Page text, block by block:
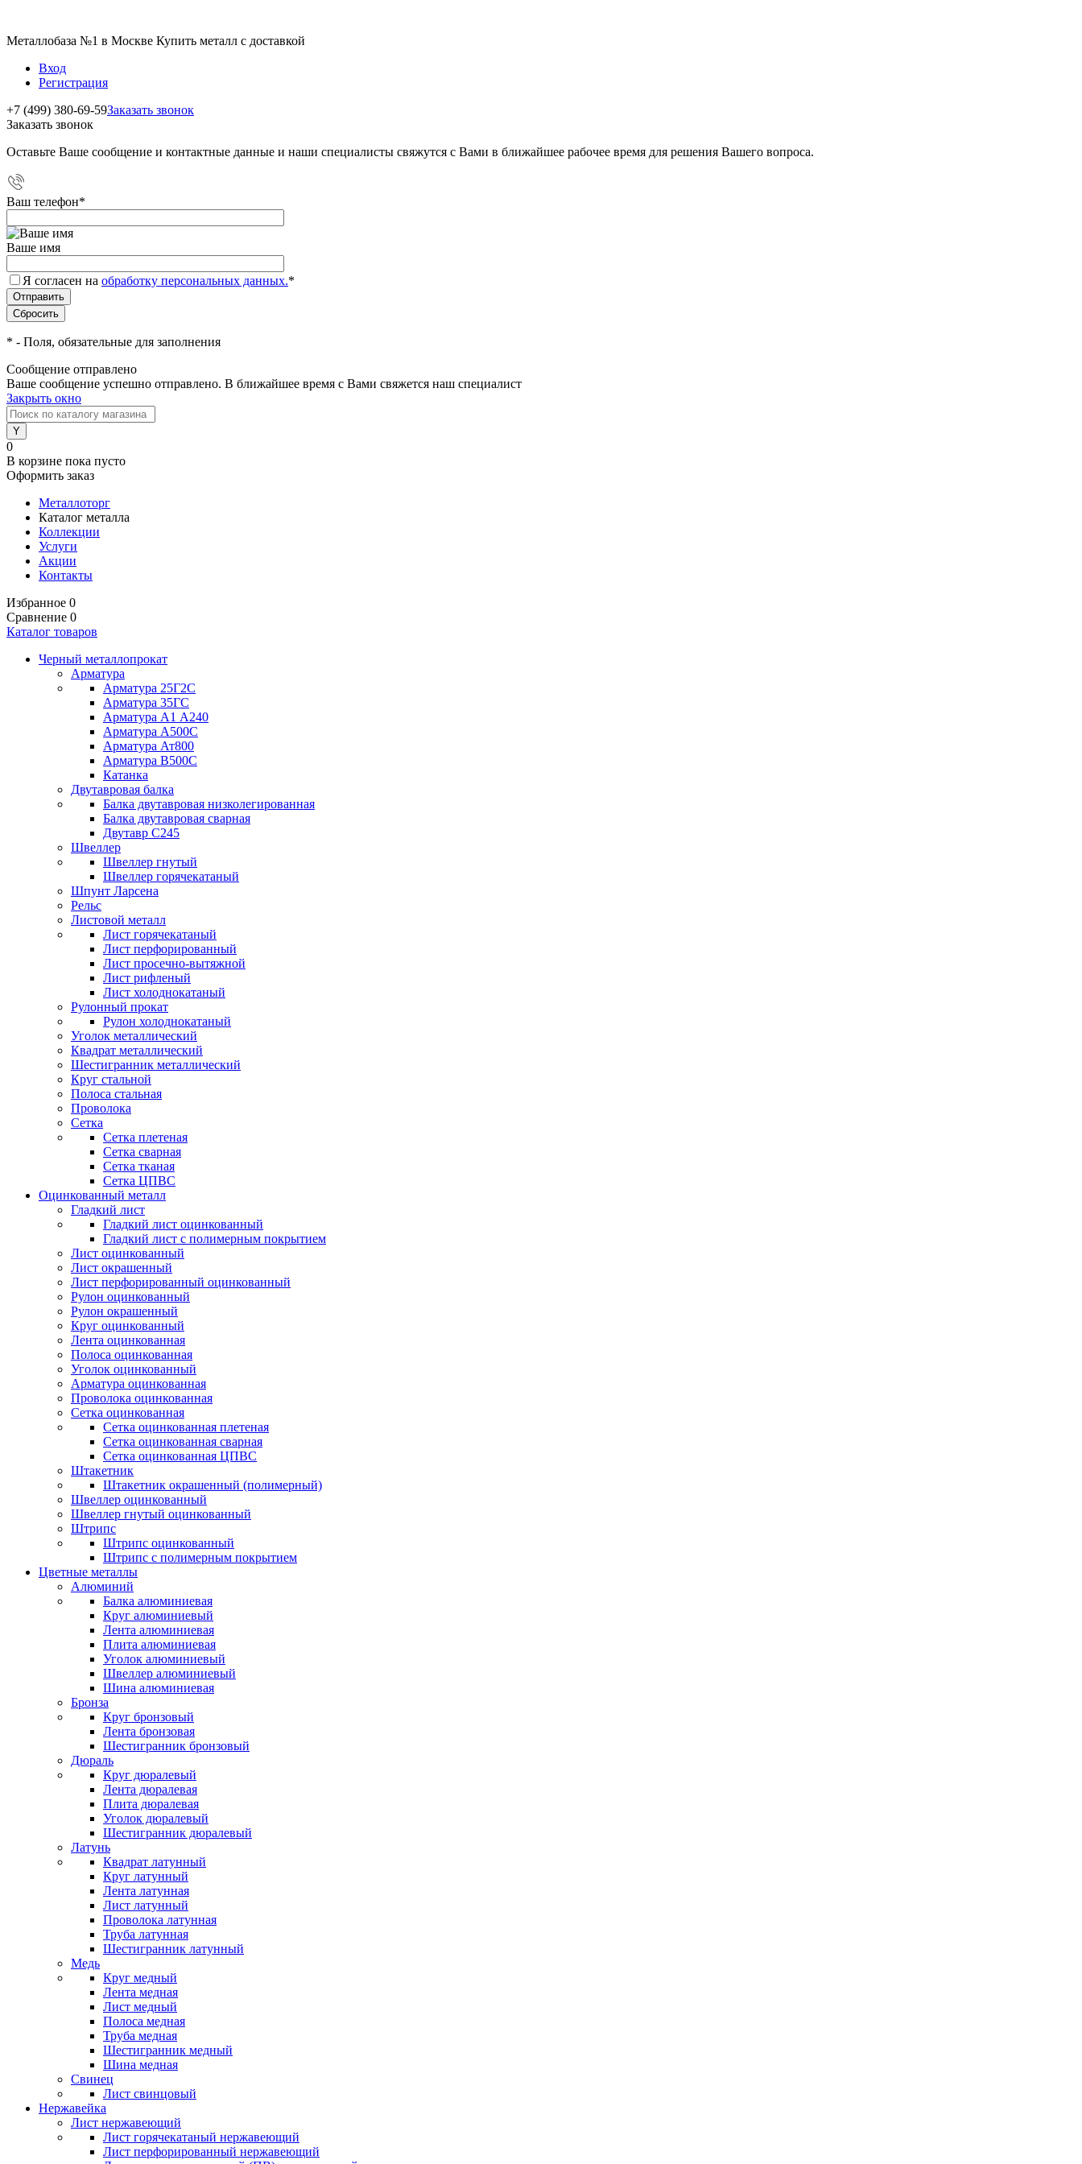
Металлобаза №1 в Москве Купить металл с доставкой
Вход
Регистрация
+7 (499) 380-69-59Заказать звонок
Заказать звонок
Оставьте Ваше сообщение и контактные данные и наши специалисты свяжутся с Вами в ближайшее рабочее время для решения Вашего вопроса.
Ваш телефон*
Ваше имя
Я согласен на обработку персональных данных.*
* - Поля, обязательные для заполнения
Сообщение отправлено
Ваше сообщение успешно отправлено. В ближайшее время с Вами свяжется наш специалист
Закрыть окно
0
В корзине пока пусто
Оформить заказ
Металлоторг
Каталог металла
Коллекции
Услуги
Акции
Контакты
Избранное 0
Сравнение 0
Каталог товаров
Черный металлопрокат
Арматура
Арматура 25Г2С
Арматура 35ГС
Арматура А1 А240
Арматура А500С
Арматура Ат800
Арматура В500С
Катанка
Двутавровая балка
Балка двутавровая низколегированная
Балка двутавровая сварная
Двутавр С245
Швеллер
Швеллер гнутый
Швеллер горячекатаный
Шпунт Ларсена
Рельс
Листовой металл
Лист горячекатаный
Лист перфорированный
Лист просечно-вытяжной
Лист рифленый
Лист холоднокатаный
Рулонный прокат
Рулон холоднокатаный
Уголок металлический
Квадрат металлический
Шестигранник металлический
Круг стальной
Полоса стальная
Проволока
Сетка
Сетка плетеная
Сетка сварная
Сетка тканая
Сетка ЦПВС
Оцинкованный металл
Гладкий лист
Гладкий лист оцинкованный
Гладкий лист с полимерным покрытием
Лист оцинкованный
Лист окрашенный
Лист перфорированный оцинкованный
Рулон оцинкованный
Рулон окрашенный
Круг оцинкованный
Лента оцинкованная
Полоса оцинкованная
Уголок оцинкованный
Арматура оцинкованная
Проволока оцинкованная
Сетка оцинкованная
Сетка оцинкованная плетеная
Сетка оцинкованная сварная
Сетка оцинкованная ЦПВС
Штакетник
Штакетник окрашенный (полимерный)
Швеллер оцинкованный
Швеллер гнутый оцинкованный
Штрипс
Штрипс оцинкованный
Штрипс с полимерным покрытием
Цветные металлы
Алюминий
Балка алюминиевая
Круг алюминиевый
Лента алюминиевая
Плита алюминиевая
Уголок алюминиевый
Швеллер алюминиевый
Шина алюминиевая
Бронза
Круг бронзовый
Лента бронзовая
Шестигранник бронзовый
Дюраль
Круг дюралевый
Лента дюралевая
Плита дюралевая
Уголок дюралевый
Шестигранник дюралевый
Латунь
Квадрат латунный
Круг латунный
Лента латунная
Лист латунный
Проволока латунная
Труба латунная
Шестигранник латунный
Медь
Круг медный
Лента медная
Лист медный
Полоса медная
Труба медная
Шестигранник медный
Шина медная
Свинец
Лист свинцовый
Нержавейка
Лист нержавеющий
Лист горячекатаный нержавеющий
Лист перфорированный нержавеющий